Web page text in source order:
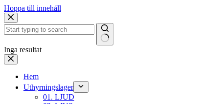
Hoppa till innehåll
Inga resultat
Hem
Uthyrningslager
01. LJUD